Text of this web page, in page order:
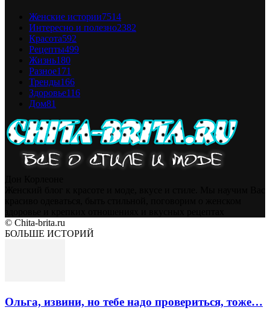
Женские истории7514
Интересно и полезно2382
Красота592
Рецепты499
Жизнь180
Разное171
Тренды166
Здоровье116
Дом81
© Chita-brita.ru
БОЛЬШЕ ИСТОРИЙ
Ольга, извини, но тебе надо провериться, тоже…